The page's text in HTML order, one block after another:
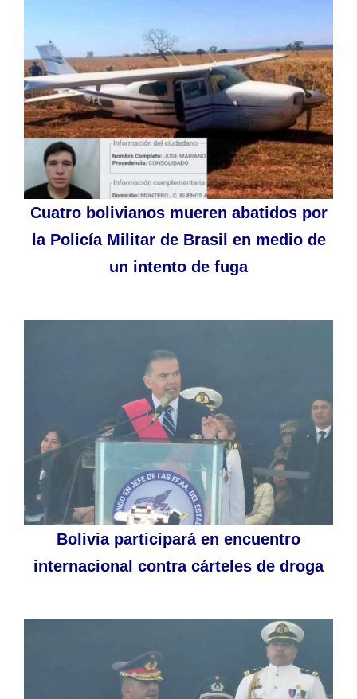
Cuatro bolivianos mueren abatidos por
la Policía Militar de Brasil en medio de
un intento de fuga
Bolivia participará en encuentro
internacional contra cárteles de droga